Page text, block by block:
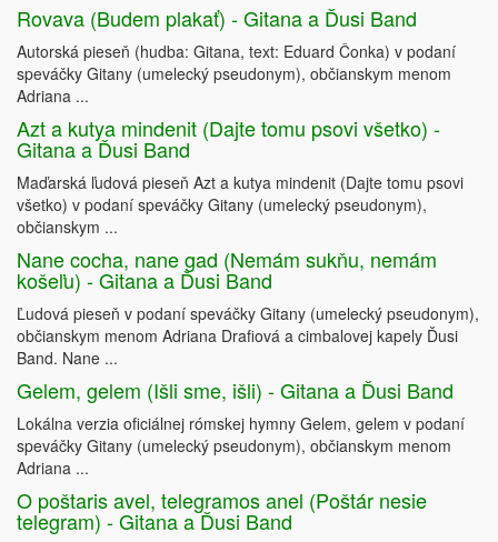
Rovava (Budem plakať) - Gitana a Ďusi Band
Autorská pieseň (hudba: Gitana, text: Eduard Čonka) v podaní
speváčky Gitany (umelecký pseudonym), občianskym menom
Adriana ...
Azt a kutya mindenit (Dajte tomu psovi všetko) -
Gitana a Ďusi Band
Maďarská ľudová pieseň Azt a kutya mindenit (Dajte tomu psovi
všetko) v podaní speváčky Gitany (umelecký pseudonym),
občianskym ...
Nane cocha, nane gad (Nemám sukňu, nemám
košeľu) - Gitana a Ďusi Band
Ľudová pieseň v podaní speváčky Gitany (umelecký pseudonym),
občianskym menom Adriana Drafiová a cimbalovej kapely Ďusi
Band. Nane ...
Gelem, gelem (Išli sme, išli) - Gitana a Ďusi Band
Lokálna verzia oficiálnej rómskej hymny Gelem, gelem v podaní
speváčky Gitany (umelecký pseudonym), občianskym menom
Adriana ...
O poštaris avel, telegramos anel (Poštár nesie
telegram) - Gitana a Ďusi Band